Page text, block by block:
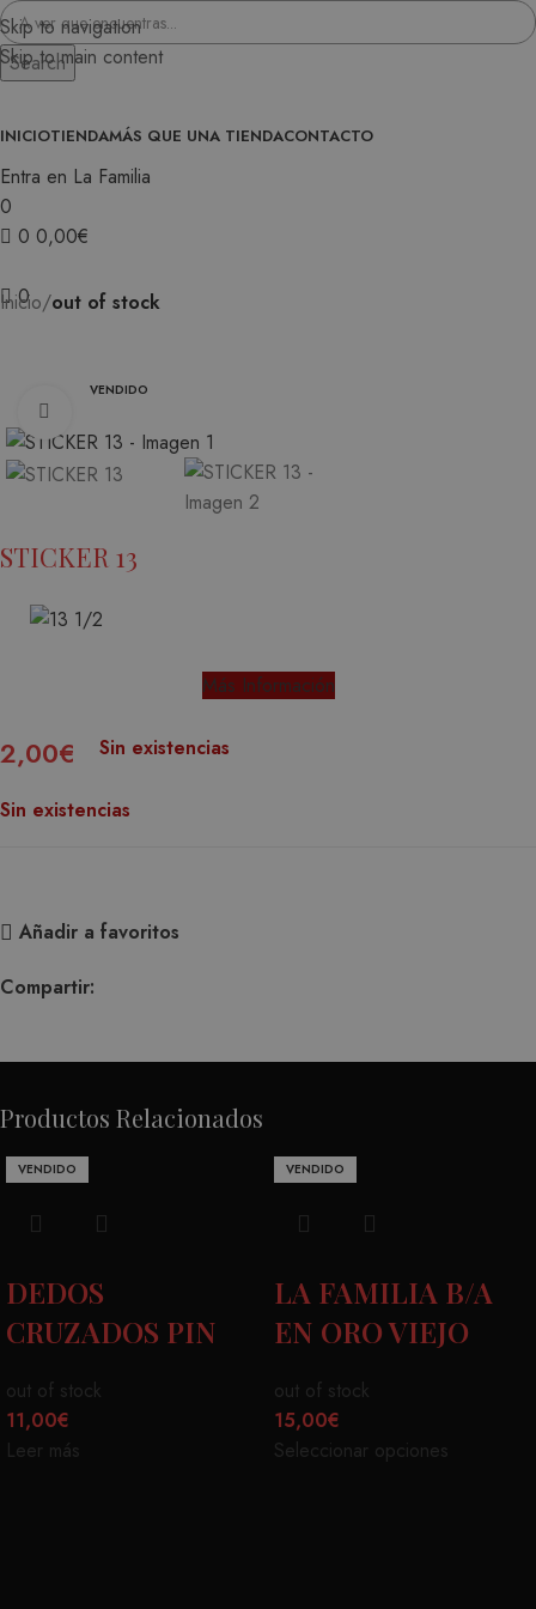
Skip to navigation
Skip to main content
Search
INICIOTIENDAMÁS QUE UNA TIENDACONTACTO
Entra en La Familia
0
0 0,00€
0
Inicio out of stock
VENDIDO
STICKER 13
Más Información
2,00€ Sin existencias
Sin existencias
Añadir a favoritos
Compartir:
Productos Relacionados
VENDIDO
DEDOS
CRUZADOS PIN
out of stock
11,00€
Leer más
VENDIDO
LA FAMILIA B/A
EN ORO VIEJO
out of stock
15,00€
Seleccionar opciones